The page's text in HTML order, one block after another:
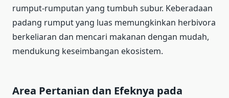
rumput-rumputan yang tumbuh subur. Keberadaan
padang rumput yang luas memungkinkan herbivora
berkeliaran dan mencari makanan dengan mudah,
mendukung keseimbangan ekosistem.
Area Pertanian dan Efeknya pada